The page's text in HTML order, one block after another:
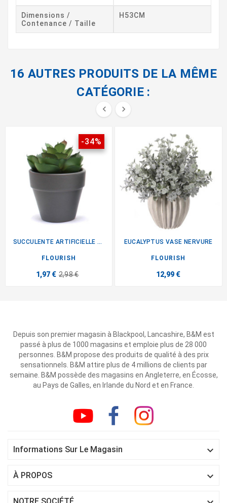
Dimensions /
Contenance / Taille
H53CM
16 AUTRES PRODUITS DE LA MÊME
CATÉGORIE :
 
-34%
SUCCULENTE ARTIFICIELLE EN POT
FLOURISH
1,97 € 2,98 €
EUCALYPTUS VASE NERVURE
FLOURISH
12,99 €
Depuis son premier magasin à Blackpool, Lancashire, B&M est
passé à plus de 1000 magasins et emploie plus de 28 000
personnes. B&M propose des produits de qualité à des prix
sensationnels. B&M attire plus de 4 millions de clients par
semaine. B&M possède des magasins en Angleterre, en Écosse,
au Pays de Galles, en Irlande du Nord et en France.
Informations Sur Le Magasin 
À PROPOS 